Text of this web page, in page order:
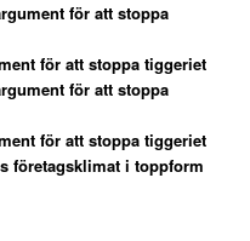
för att stoppa
för att stoppa tiggeriet
för att stoppa
för att stoppa tiggeriet
företagsklimat i toppform